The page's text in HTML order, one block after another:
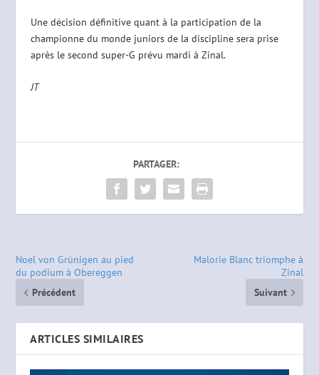
Une décision définitive quant à la participation de la
championne du monde juniors de la discipline sera prise
après le second super-G prévu mardi à Zinal.
JT
PARTAGER:
Noel von Grünigen au pied
du podium à Obereggen
Précédent
Malorie Blanc triomphe à
Zinal
Suivant
ARTICLES SIMILAIRES